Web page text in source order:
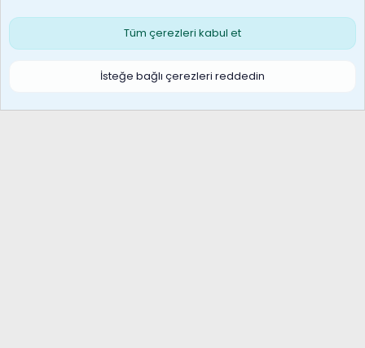
Çerezler
S
Tüm çerezleri kabul et
İsteğe bağlı çerezleri reddedin